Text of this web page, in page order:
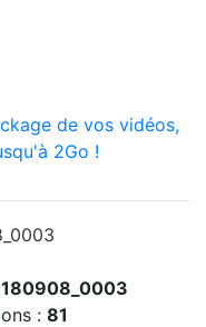
de vos vidéos,
2Go !
: 81